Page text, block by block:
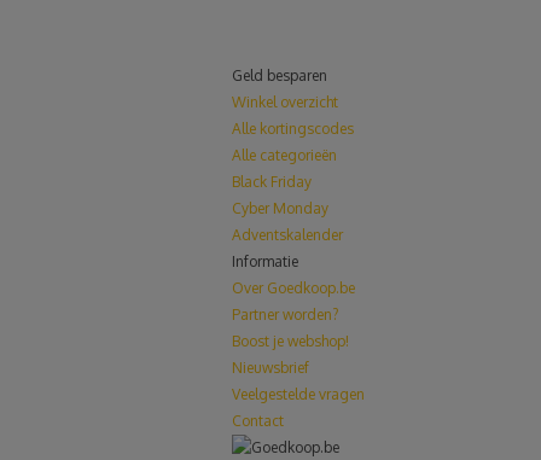
Geld besparen
Winkel overzicht
Alle kortingscodes
Alle categorieën
Black Friday
Cyber Monday
Adventskalender
Informatie
Over Goedkoop.be
Partner worden?
Boost je webshop!
Nieuwsbrief
Veelgestelde vragen
Contact